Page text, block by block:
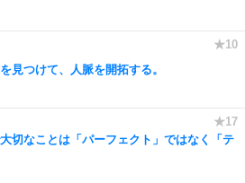
見つけて、人脈を開拓する。
切なことは「パーフェクト」ではなく「テ